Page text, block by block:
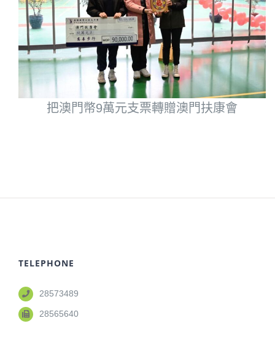
把澳門幣9萬元支票轉贈澳門扶康會
TELEPHONE
28573489
28565640